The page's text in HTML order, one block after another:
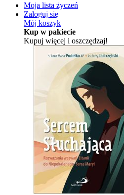
Moja lista życzeń
Zaloguj się
Mój koszyk
Kup w pakiecie
Kupuj więcej i oszczędzaj!